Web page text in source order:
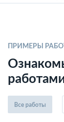
ПРИМЕРЫ
Все работы